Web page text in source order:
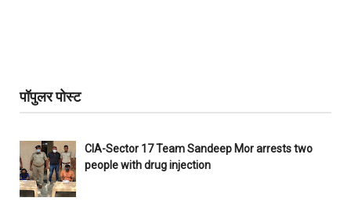
पॉपुलर पोस्ट
CIA-Sector 17 Team Sandeep Mor arrests two
people with drug injection